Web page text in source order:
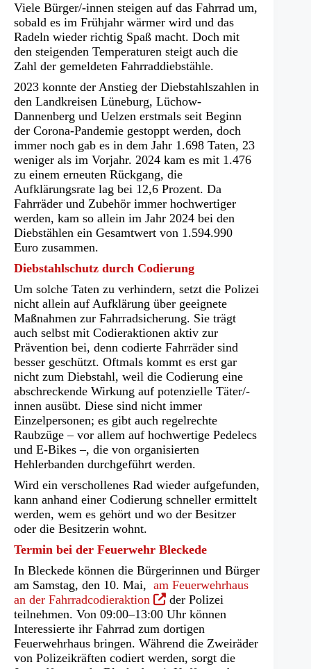
Viele Bürger/-innen steigen auf das Fahrrad um,
sobald es im Frühjahr wärmer wird und das
Radeln wieder richtig Spaß macht. Doch mit
den steigenden Temperaturen steigt auch die
Zahl der gemeldeten Fahrraddiebstähle.
2023 konnte der Anstieg der Diebstahlszahlen in
den Landkreisen Lüneburg, Lüchow-
Dannenberg und Uelzen erstmals seit Beginn
der Corona-Pandemie gestoppt werden, doch
immer noch gab es in dem Jahr 1.698 Taten, 23
weniger als im Vorjahr. 2024 kam es mit 1.476
zu einem erneuten Rückgang, die
Aufklärungsrate lag bei 12,6 Prozent. Da
Fahrräder und Zubehör immer hochwertiger
werden, kam so allein im Jahr 2024 bei den
Diebstählen ein Gesamtwert von 1.594.990
Euro zusammen.
Diebstahlschutz durch Codierung
Um solche Taten zu verhindern, setzt die Polizei
nicht allein auf Aufklärung über geeignete
Maßnahmen zur Fahrradsicherung. Sie trägt
auch selbst mit Codieraktionen aktiv zur
Prävention bei, denn codierte Fahrräder sind
besser geschützt. Oftmals kommt es erst gar
nicht zum Diebstahl, weil die Codierung eine
abschreckende Wirkung auf potenzielle Täter/-
innen ausübt. Diese sind nicht immer
Einzelpersonen; es gibt auch regelrechte
Raubzüge – vor allem auf hochwertige Pedelecs
und E-Bikes –, die von organisierten
Hehlerbanden durchgeführt werden.
Wird ein verschollenes Rad wieder aufgefunden,
kann anhand einer Codierung schneller ermittelt
werden, wem es gehört und wo der Besitzer
oder die Besitzerin wohnt.
Termin bei der Feuerwehr Bleckede
In Bleckede können die Bürgerinnen und Bürger
am Samstag, den 10. Mai, am Feuerwehrhaus
an der Fahrradcodieraktion (Öffnet
in
einem
neuen
Tab)
der Polizei
teilnehmen. Von 09:00–13:00 Uhr können
Interessierte ihr Fahrrad zum dortigen
Feuerwehrhaus bringen. Während die Zweiräder
von Polizeikräften codiert werden, sorgt die